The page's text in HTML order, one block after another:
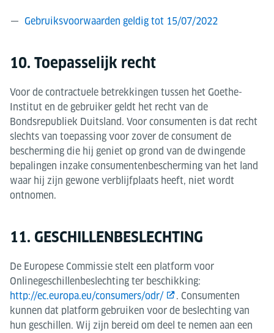
Gebruiksvoorwaarden geldig tot 15/07/2022
10. Toepasselijk recht
Voor de contractuele betrekkingen tussen het Goethe-
Institut en de gebruiker geldt het recht van de
Bondsrepubliek Duitsland. Voor consumenten is dat recht
slechts van toepassing voor zover de consument de
bescherming die hij geniet op grond van de dwingende
bepalingen inzake consumentenbescherming van het land
waar hij zijn gewone verblijfplaats heeft, niet wordt
ontnomen.
11. GESCHILLENBESLECHTING
De Europese Commissie stelt een platform voor
Onlinegeschillenbeslechting ter beschikking:​​​​​​​
http://ec.europa.eu/consumers/odr/
. Consumenten
kunnen dat platform gebruiken voor de beslechting van
hun geschillen. Wij zijn bereid om deel te nemen aan een